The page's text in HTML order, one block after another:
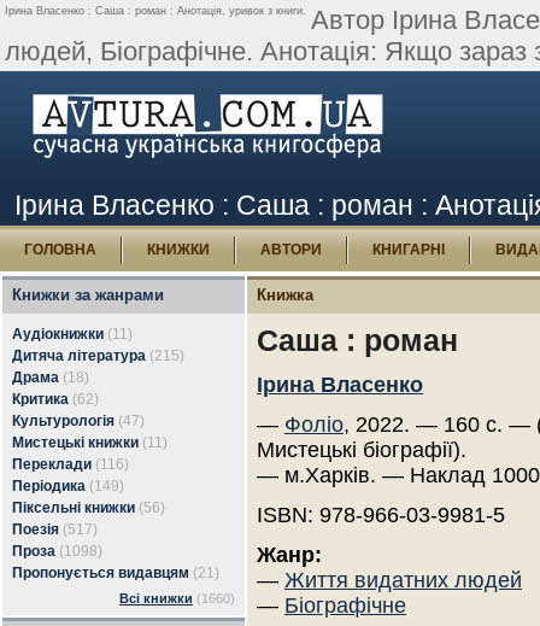
Ірина Власенко : Саша : роман : Анотація, уривок з книги. Автор Ірина
людей, Біографічне. Анотація: Якщо
Ірина Власенко : Саша : роман :
ГОЛОВНА КНИЖКИ АВТОРИ КНИГАРНІ
Книжки за жанрами
Аудіокнижки (11)
Дитяча література (215)
Драма (18)
Критика (62)
Культурологія (47)
Мистецькі книжки (11)
Переклади (116)
Періодика (149)
Піксельні книжки (56)
Поезія (517)
Проза (1098)
Пропонується видавцям (21)
Всі книжки (1660)
Книжка
Саша : роман
Ірина Власенко
— Фоліо, 2022. — 160 с. —
Мистецькі біографії).
— м.Харків. — Наклад
ISBN: 978-966-03-9981-5
Жанр:
— Життя видатних людей
— Біографічне